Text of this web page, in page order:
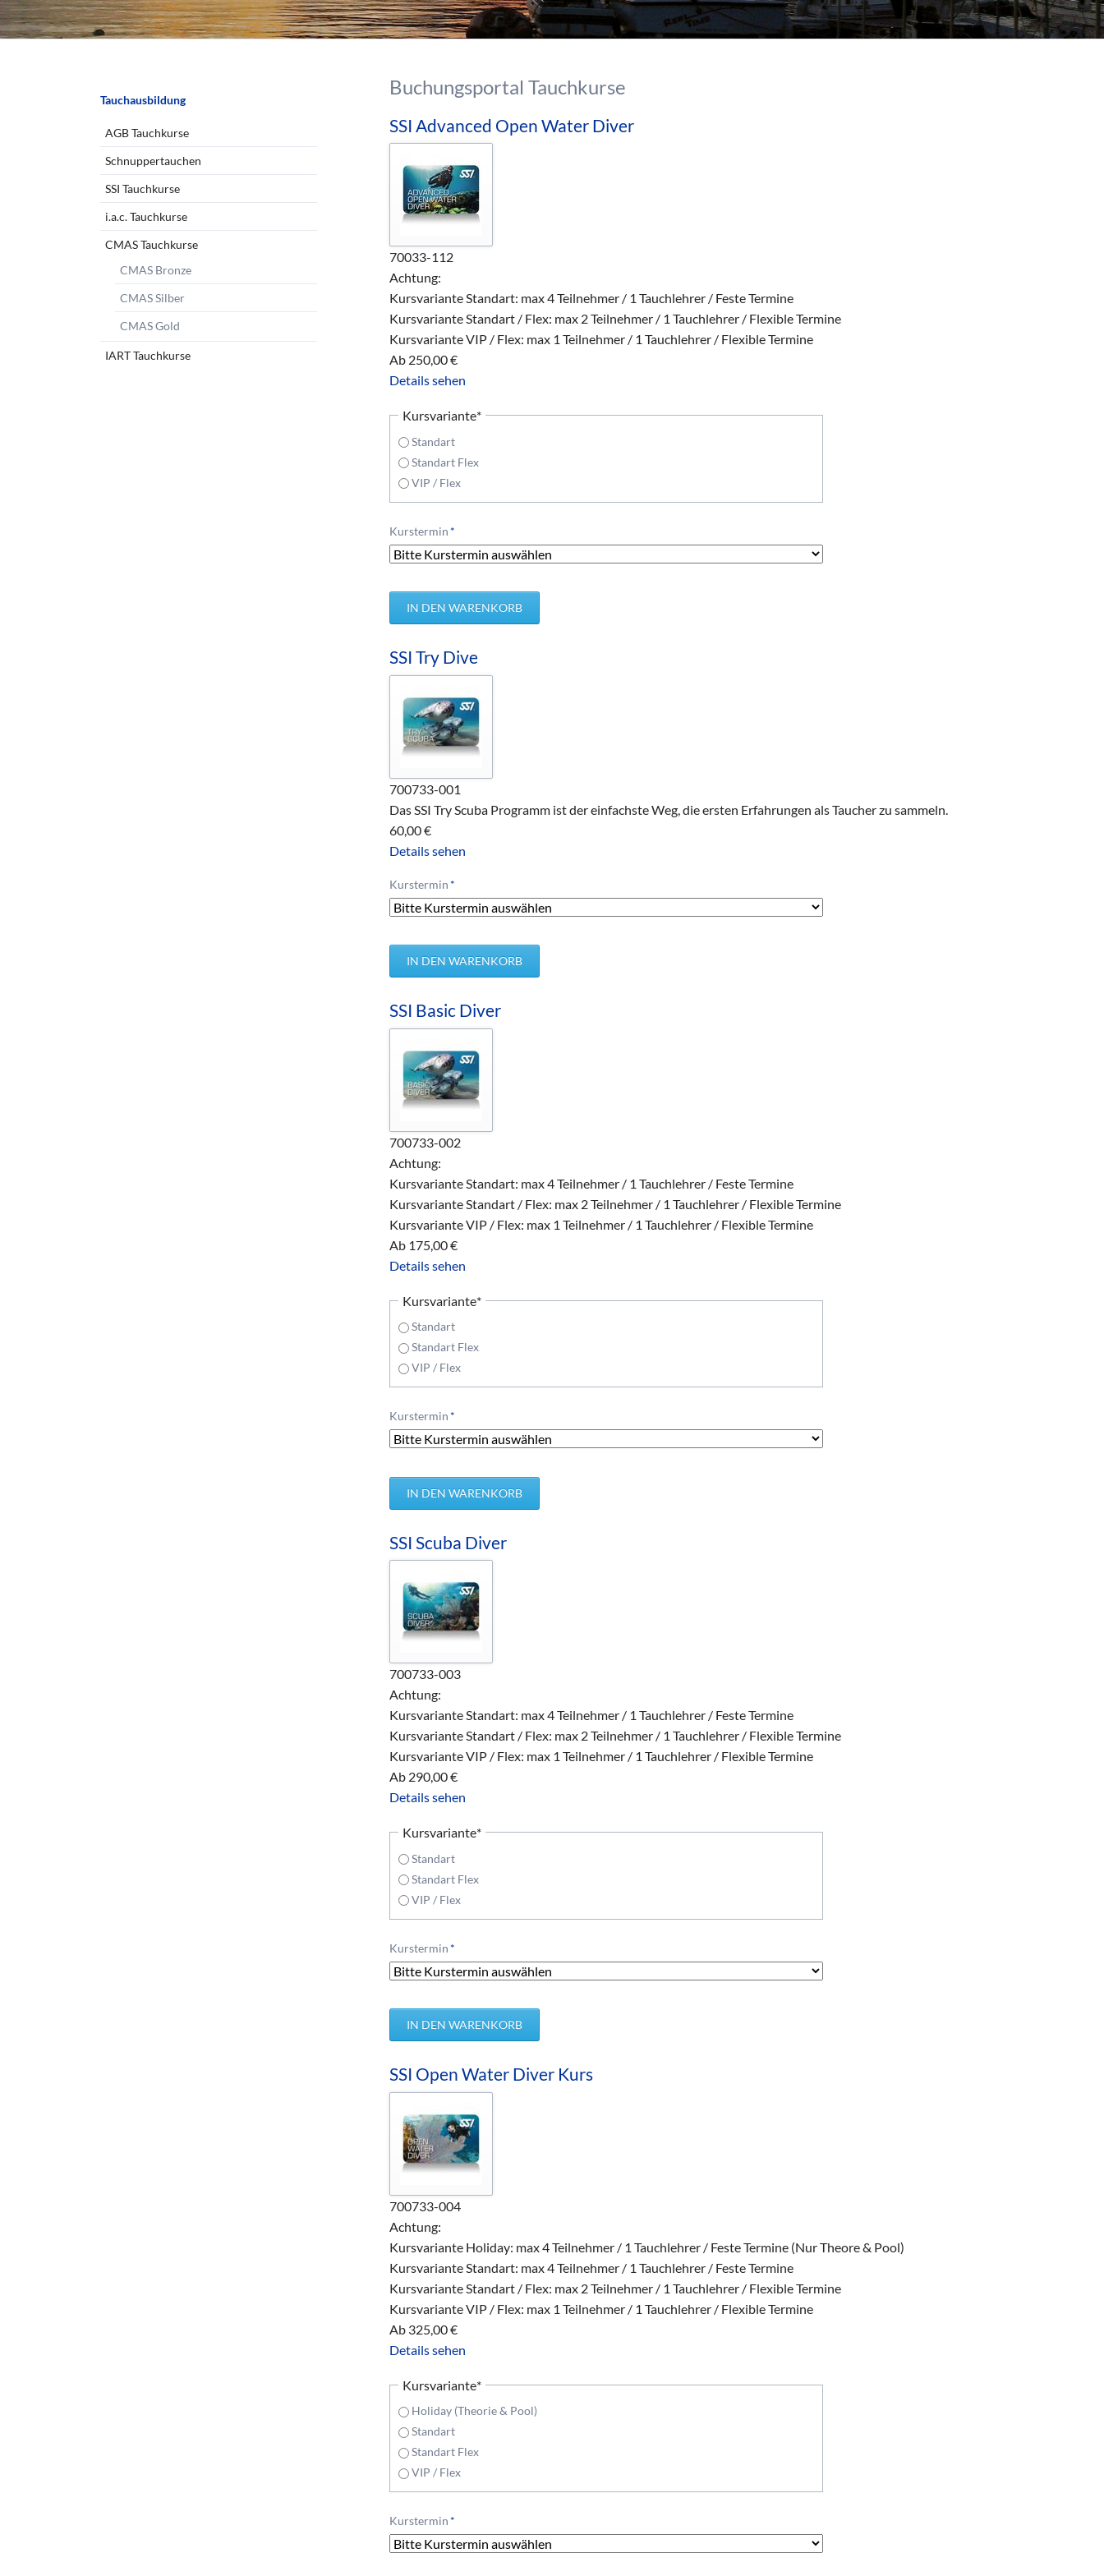
Buchungsportal Tauchkurse
SSI Advanced Open Water Diver
70033-112
Achtung:
Kursvariante Standart: max 4 Teilnehmer / 1 Tauchlehrer / Feste Termine
Kursvariante Standart / Flex: max 2 Teilnehmer / 1 Tauchlehrer / Flexible Termine
Kursvariante VIP / Flex: max 1 Teilnehmer / 1 Tauchlehrer / Flexible Termine
Ab 250,00€
Details sehen
Pflichtfeld
Kursvariante*
Standart
Standart Flex
VIP / Flex
Pflichtfeld
Kurstermin *
SSI Try Dive
700733-001
Das SSI Try Scuba Programm ist der einfachste Weg, die ersten Erfahrungen als Taucher zu sammeln.
60,00€
Details sehen
Pflichtfeld
Kurstermin *
SSI Basic Diver
700733-002
Achtung:
Kursvariante Standart: max 4 Teilnehmer / 1 Tauchlehrer / Feste Termine
Kursvariante Standart / Flex: max 2 Teilnehmer / 1 Tauchlehrer / Flexible Termine
Kursvariante VIP / Flex: max 1 Teilnehmer / 1 Tauchlehrer / Flexible Termine
Ab 175,00€
Details sehen
Pflichtfeld
Kursvariante*
Standart
Standart Flex
VIP / Flex
Pflichtfeld
Kurstermin *
SSI Scuba Diver
700733-003
Achtung:
Kursvariante Standart: max 4 Teilnehmer / 1 Tauchlehrer / Feste Termine
Kursvariante Standart / Flex: max 2 Teilnehmer / 1 Tauchlehrer / Flexible Termine
Kursvariante VIP / Flex: max 1 Teilnehmer / 1 Tauchlehrer / Flexible Termine
Ab 290,00€
Details sehen
Pflichtfeld
Kursvariante*
Standart
Standart Flex
VIP / Flex
Pflichtfeld
Kurstermin *
SSI Open Water Diver Kurs
700733-004
Achtung:
Kursvariante Holiday: max 4 Teilnehmer / 1 Tauchlehrer / Feste Termine (Nur Theore & Pool)
Kursvariante Standart: max 4 Teilnehmer / 1 Tauchlehrer / Feste Termine
Kursvariante Standart / Flex: max 2 Teilnehmer / 1 Tauchlehrer / Flexible Termine
Kursvariante VIP / Flex: max 1 Teilnehmer / 1 Tauchlehrer / Flexible Termine
Ab 325,00€
Details sehen
Pflichtfeld
Kursvariante*
Holiday (Theorie & Pool)
Standart
Standart Flex
VIP / Flex
Pflichtfeld
Kurstermin *
Navigation
Tauchausbildung
AGB Tauchkurse
Schnuppertauchen
SSI Tauchkurse
i.a.c. Tauchkurse
CMAS Tauchkurse
CMAS Bronze
CMAS Silber
CMAS Gold
IART Tauchkurse